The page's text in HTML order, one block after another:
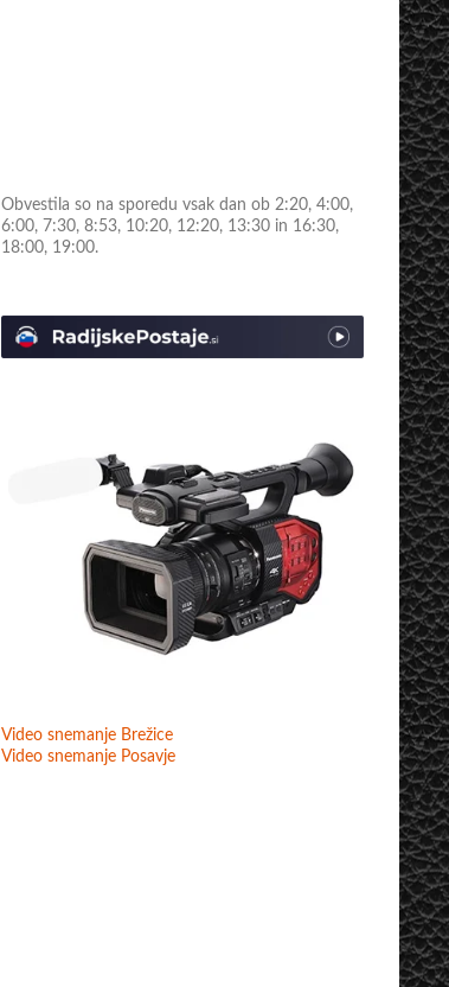
Obvestila so na sporedu vsak dan ob 2:20, 4:00,
6:00, 7:30, 8:53, 10:20, 12:20, 13:30 in 16:30,
18:00, 19:00.
Video snemanje Brežice
Video snemanje Posavje